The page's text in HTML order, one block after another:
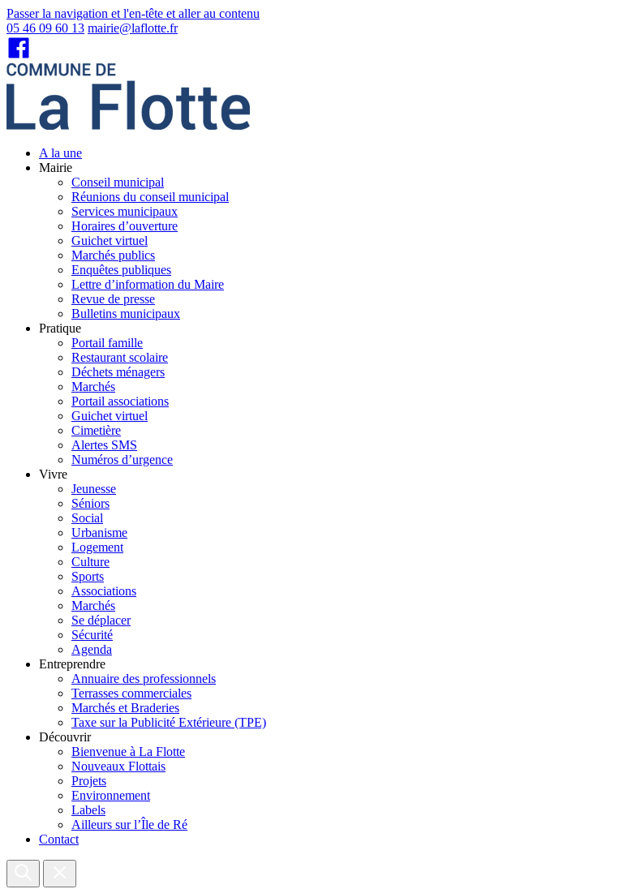
Passer la navigation et l'en-tête et aller au contenu
05 46 09 60 13 mairie@laflotte.fr
A la une
Mairie
Conseil municipal
Réunions du conseil municipal
Services municipaux
Horaires d’ouverture
Guichet virtuel
Marchés publics
Enquêtes publiques
Lettre d’information du Maire
Revue de presse
Bulletins municipaux
Pratique
Portail famille
Restaurant scolaire
Déchets ménagers
Marchés
Portail associations
Guichet virtuel
Cimetière
Alertes SMS
Numéros d’urgence
Vivre
Jeunesse
Séniors
Social
Urbanisme
Logement
Culture
Sports
Associations
Marchés
Se déplacer
Sécurité
Agenda
Entreprendre
Annuaire des professionnels
Terrasses commerciales
Marchés et Braderies
Taxe sur la Publicité Extérieure (TPE)
Découvrir
Bienvenue à La Flotte
Nouveaux Flottais
Projets
Environnement
Labels
Ailleurs sur l’Île de Ré
Contact